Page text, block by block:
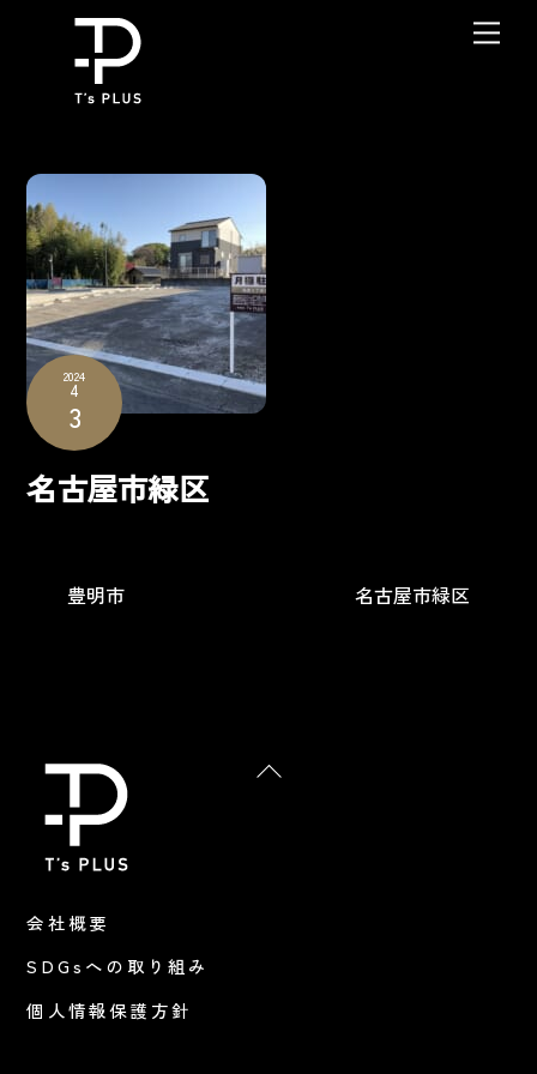
content
2024
4
3
名古屋市緑区
豊明市 名古屋市緑区
Back
会社概要
SDGsへの取り組み
個人情報保護方針